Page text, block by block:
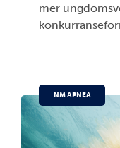
mer
NM APNEA